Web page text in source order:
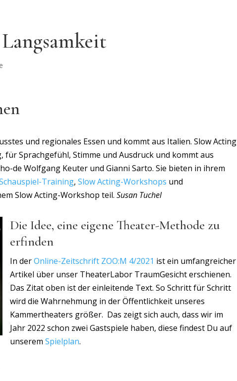
und regionales Essen und kommt aus Italien. Slow Acting
Sprachgefühl, Stimme und Ausdruck und kommt aus
de Wolfgang Keuter und Gianni Sarto. Sie bieten in ihrem
Training,Slow Acting-Workshops und
Slow Acting-Workshop teil.Susan Tuchel
Die Idee, eine eigene Theater-Methode zu
erfinden
In derOnline-Zeitschrift ZOO:M 4/2021 ist ein umfangreicher
Artikel über unser TheaterLabor TraumGesicht erschienen.
Das Zitat oben ist der einleitende Text. So Schritt für Schritt
wird die Wahrnehmung in der Öffentlichkeit unseres
Kammertheaters größer. Das zeigt sich auch, dass wir im
Jahr 2022 schon zwei Gastspiele haben, diese findest Du auf
unseremSpielplan.